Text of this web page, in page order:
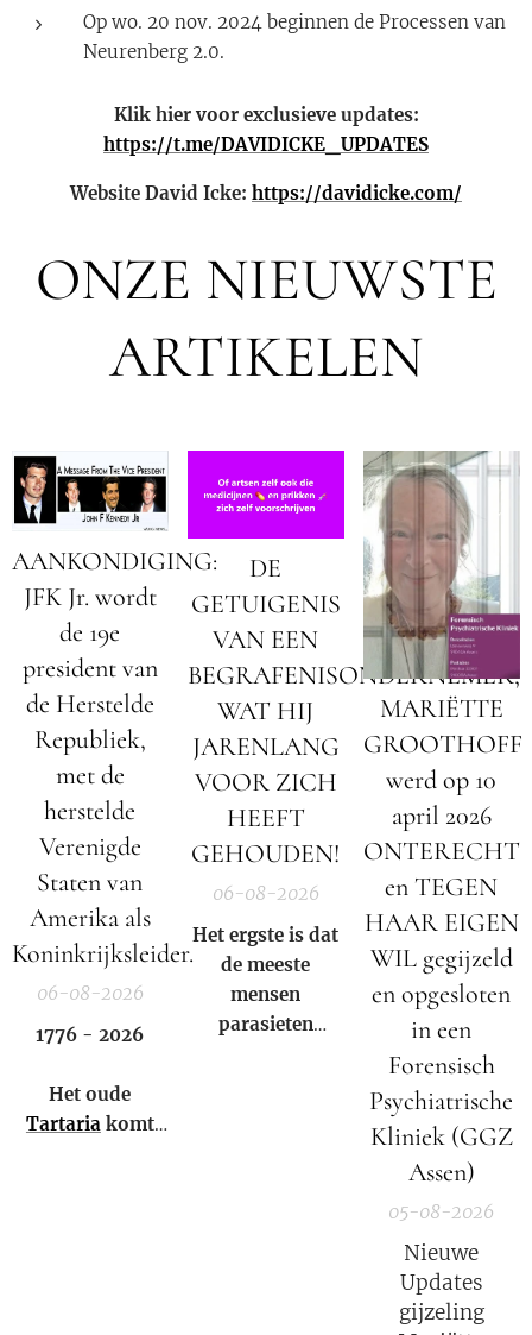
Op wo. 20 nov. 2024 beginnen de Processen van
Neurenberg 2.0.
Klik hier voor exclusieve updates:
https://t.me/DAVIDICKE_UPDATES
Website David Icke: https://davidicke.com/
ONZE NIEUWSTE
ARTIKELEN
AANKONDIGING:
JFK Jr. wordt
de 19e
president van
de Herstelde
Republiek,
met de
herstelde
Verenigde
Staten van
Amerika als
Koninkrijksleider.
06-08-2026
1776 - 2026
Het oude
Tartaria komt
DE
GETUIGENIS
VAN EEN
BEGRAFENISONDERNEMER;
WAT HIJ
JARENLANG
VOOR ZICH
HEEFT
GEHOUDEN!
06-08-2026
Het ergste is dat
de meeste
mensen
parasieten
MARIËTTE
GROOTHOFF
werd op 10
april 2026
ONTERECHT
en TEGEN
HAAR EIGEN
WIL gegijzeld
en opgesloten
in een
Forensisch
Psychiatrische
Kliniek (GGZ
Assen)
05-08-2026
Nieuwe
Updates
gijzeling